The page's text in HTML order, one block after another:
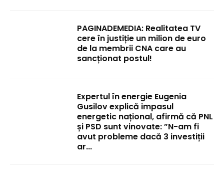
PAGINADEMEDIA: Realitatea TV
cere în justiție un milion de euro
de la membrii CNA care au
sancționat postul!
Expertul în energie Eugenia
Gusilov explică impasul
energetic național, afirmă că PNL
și PSD sunt vinovate: ”N-am fi
avut probleme dacă 3 investiții
ar...